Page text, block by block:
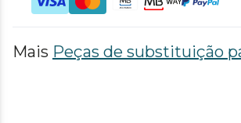
Mais Peças de substituição